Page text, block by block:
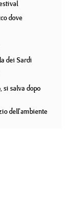
dove
dei Sardi
si salva dopo
dell'ambiente